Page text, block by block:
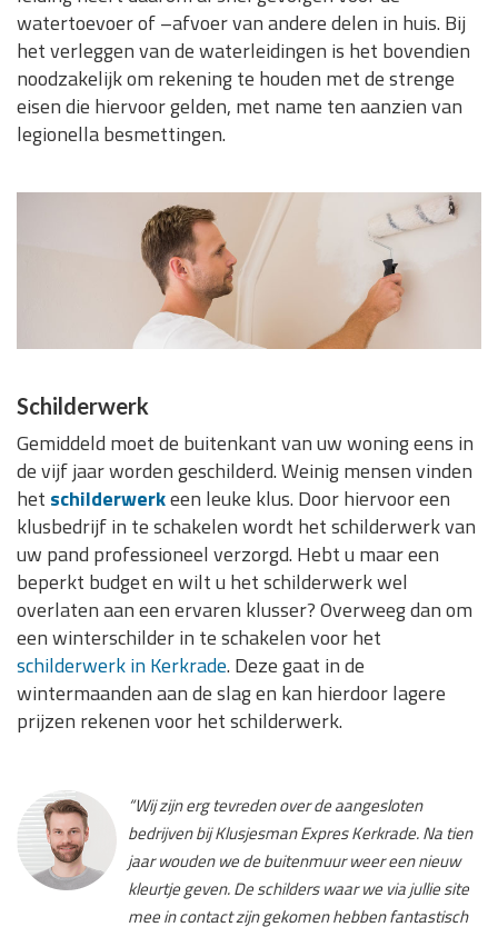
watertoevoer of –afvoer van andere delen in huis. Bij
het verleggen van de waterleidingen is het bovendien
noodzakelijk om rekening te houden met de strenge
eisen die hiervoor gelden, met name ten aanzien van
legionella besmettingen.
Schilderwerk
Gemiddeld moet de buitenkant van uw woning eens in
de vijf jaar worden geschilderd. Weinig mensen vinden
het schilderwerkeen leuke klus. Door hiervoor een
klusbedrijf in te schakelen wordt het schilderwerk van
uw pand professioneel verzorgd. Hebt u maar een
beperkt budget en wilt u het schilderwerk wel
overlaten aan een ervaren klusser? Overweeg dan om
een winterschilder in te schakelen voor het
schilderwerk in Kerkrade. Deze gaat in de
wintermaanden aan de slag en kan hierdoor lagere
prijzen rekenen voor het schilderwerk.
“Wij zijn erg tevreden over de aangesloten
bedrijven bij Klusjesman Expres Kerkrade. Na tien
jaar wouden we de buitenmuur weer een nieuw
kleurtje geven. De schilders waar we via jullie site
mee in contact zijn gekomen hebben fantastisch